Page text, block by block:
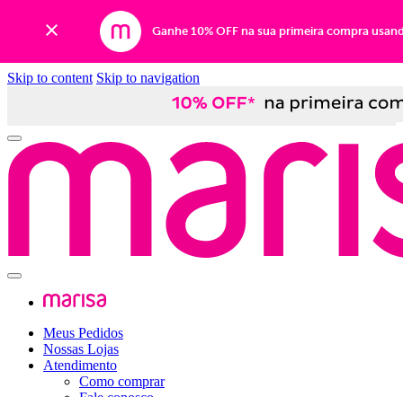
Ganhe 10% OFF na sua primeira compra
Skip to content Skip to navigation
Meus Pedidos
Nossas Lojas
Atendimento
Como comprar